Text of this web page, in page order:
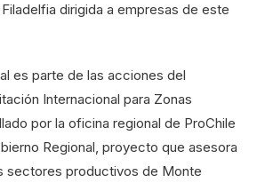
dirigida a empresas de este
es parte de las acciones del
Internacional para Zonas
por la oficina regional de ProChile
Regional, proyecto que asesora
sectores productivos de Monte